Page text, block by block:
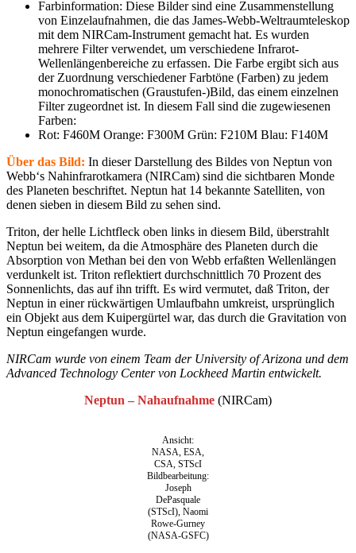
Farbinformation: Diese Bilder sind eine Zusammenstellung
von Einzelaufnahmen, die das James-Webb-Weltraumteleskop
mit dem NIRCam-Instrument gemacht hat. Es wurden
mehrere Filter verwendet, um verschiedene Infrarot-
Wellenlängenbereiche zu erfassen. Die Farbe ergibt sich aus
der Zuordnung verschiedener Farbtöne (Farben) zu jedem
monochromatischen (Graustufen-)Bild, das einem einzelnen
Filter zugeordnet ist. In diesem Fall sind die zugewiesenen
Farben:
Rot: F460M Orange: F300M Grün: F210M Blau: F140M
Über das Bild: In dieser Darstellung des Bildes von Neptun von
Webb‘s Nahinfrarotkamera (NIRCam) sind die sichtbaren Monde
des Planeten beschriftet. Neptun hat 14 bekannte Satelliten, von
denen sieben in diesem Bild zu sehen sind.
Triton, der helle Lichtfleck oben links in diesem Bild, überstrahlt
Neptun bei weitem, da die Atmosphäre des Planeten durch die
Absorption von Methan bei den von Webb erfaßten Wellenlängen
verdunkelt ist. Triton reflektiert durchschnittlich 70 Prozent des
Sonnenlichts, das auf ihn trifft. Es wird vermutet, daß Triton, der
Neptun in einer rückwärtigen Umlaufbahn umkreist, ursprünglich
ein Objekt aus dem Kuipergürtel war, das durch die Gravitation von
Neptun eingefangen wurde.
NIRCam wurde von einem Team der University of Arizona und dem
Advanced Technology Center von Lockheed Martin entwickelt.
Neptun – Nahaufnahme (NIRCam)
Ansicht:
NASA, ESA,
CSA, STScI
Bildbearbeitung:
Joseph
DePasquale
(STScI), Naomi
Rowe-Gurney
(NASA-GSFC)